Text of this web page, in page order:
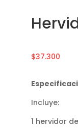
$37.300
Incluye:
1 hervidor